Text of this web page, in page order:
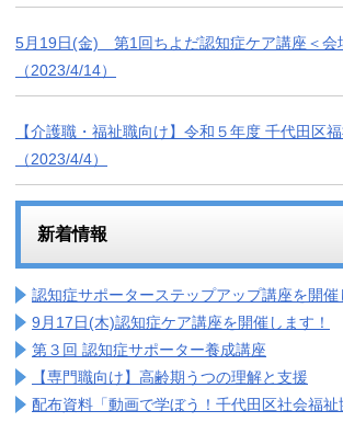
5月19日(金) 第1回ちよだ認知症ケア講座＜会
（2023/4/14）
【介護職・福祉職向け】令和５年度 千代田区
（2023/4/4）
新着情報
認知症サポーターステップアップ講座を開催
9月17日(木)認知症ケア講座を開催します！
第３回 認知症サポーター養成講座
【専門職向け】高齢期うつの理解と支援
配布資料「動画で学ぼう！千代田区社会福祉